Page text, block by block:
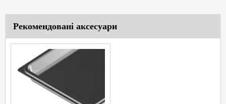
Рекомендовані аксесуари